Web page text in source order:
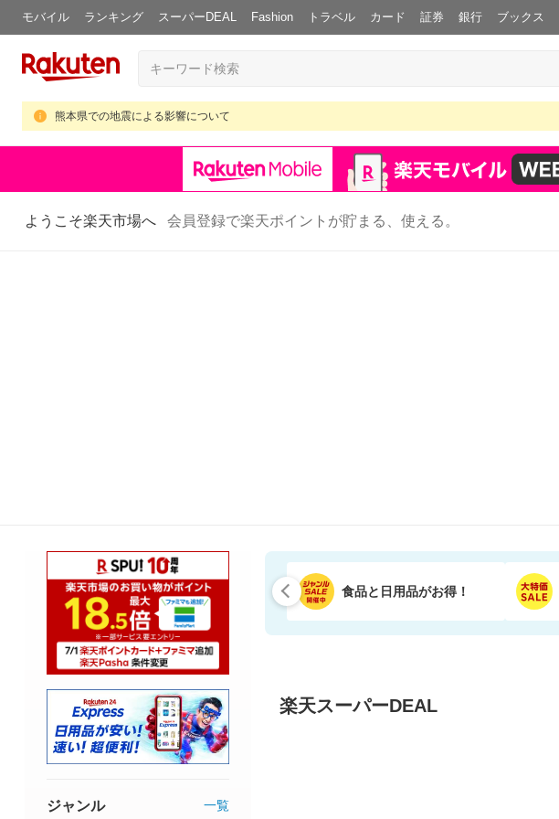
モバイル ランキング スーパーDEAL Fashion トラベル カード 証券 銀行 ブックス
熊本県での地震による影響について
ようこそ楽天市場へ 会員登録で楽天ポイントが貯まる、使える。
食品と日用品がお得！
楽天スーパーDEAL
ジャンル 一覧